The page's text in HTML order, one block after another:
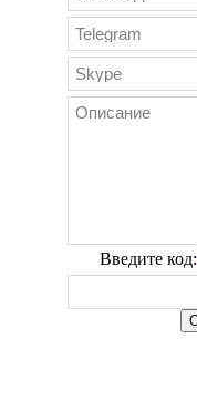
Введите код: